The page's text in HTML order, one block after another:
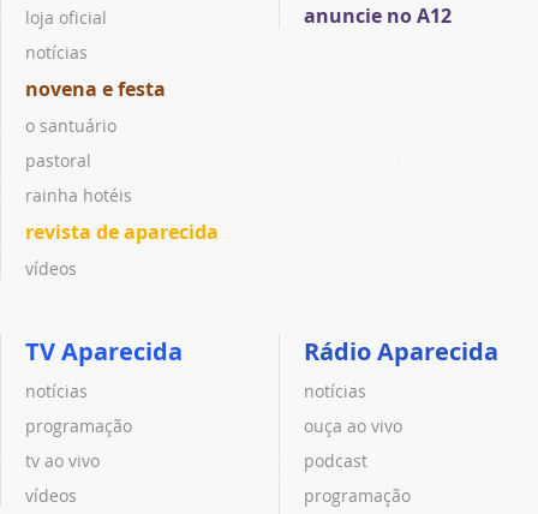
loja oficial
notícias
novena e festa
o santuário
pastoral
rainha hotéis
revista de aparecida
vídeos
anuncie no A12
TV Aparecida
notícias
programação
tv ao vivo
vídeos
Rádio Aparecida
notícias
ouça ao vivo
podcast
programação